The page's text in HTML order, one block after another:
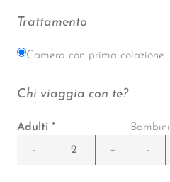
Trattamento
Camera con prima colazione
Chi viaggia con te?
Adulti
-
+
Bambini
-